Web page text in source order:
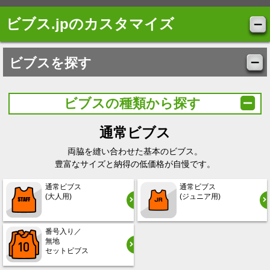
ビブス.jpのカスタマイズ
ビブスを探す
ビブスの種類から探す
通常ビブス
両脇を縫い合わせた基本のビブス。
豊富なサイズと納得の低価格が自慢です。
通常ビブス
(大人用)
通常ビブス
(ジュニア用)
番号入り／
無地
セットビブス